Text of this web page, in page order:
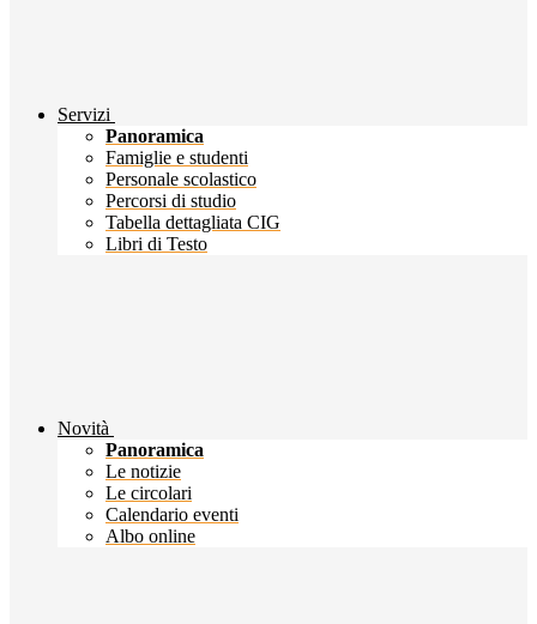
Servizi
Panoramica
Famiglie e studenti
Personale scolastico
Percorsi di studio
Tabella dettagliata CIG
Libri di Testo
Novità
Panoramica
Le notizie
Le circolari
Calendario eventi
Albo online